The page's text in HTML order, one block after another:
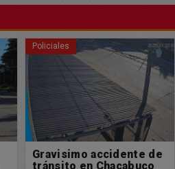
Policiales
Por fin: Personal
Policial logró Retener